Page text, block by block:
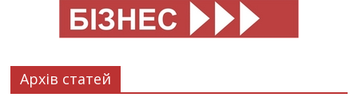
Архів статей